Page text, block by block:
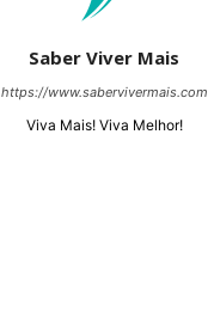
Saber Viver Mais
https://www.sabervivermais.com
Viva Mais! Viva Melhor!